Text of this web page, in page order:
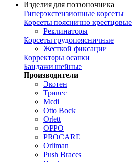
Изделия для позвоночника
Гиперэкстензионные корсеты
Корсеты пояснично крестцовые
Реклинаторы
Корсеты грудопоясничные
Жесткой фиксации
Корректоры осанки
Бандажи шейные
Производители
Экотен
Тривес
Medi
Otto Bock
Orlett
OPPO
PROCARE
Orliman
Push Braces